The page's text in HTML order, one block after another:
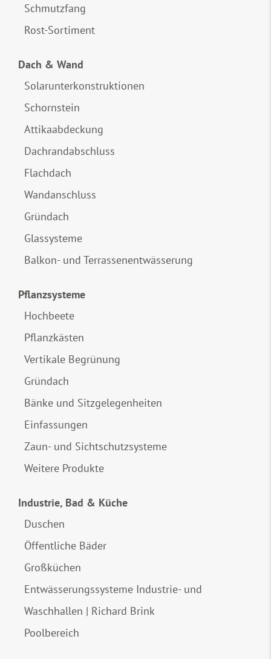
Schmutzfang
Rost-Sortiment
Dach & Wand
Solarunterkonstruktionen
Schornstein
Attikaabdeckung
Dachrandabschluss
Flachdach
Wandanschluss
Gründach
Glassysteme
Balkon- und Terrassenentwässerung
Pflanzsysteme
Hochbeete
Pflanzkästen
Vertikale Begrünung
Gründach
Bänke und Sitzgelegenheiten
Einfassungen
Zaun- und Sichtschutzsysteme
Weitere Produkte
Industrie, Bad & Küche
Duschen
Öffentliche Bäder
Großküchen
Entwässerungssysteme Industrie- und
Waschhallen | Richard Brink
Poolbereich